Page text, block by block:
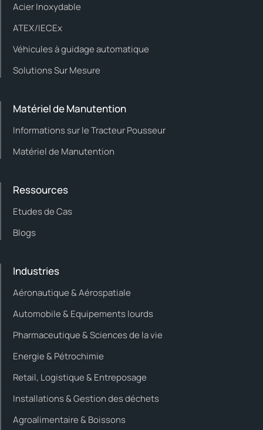
Acier Inoxydable
ATEX/IECEx
Véhicules à guidage automatique
Solutions Sur Mesure
Matériel de Manutention
Informations sur le Tracteur Pousseur
Matériel de Manutention
Ressources
Etudes de Cas
Blogs
Industries
Aéronautique & Aérospatiale
Automobile & Equipements lourds
Pharmaceutique & Sciences de la vie
Energie & Pétrochimie
Retail, Logistique & Entreposage
Installations & Gestion des déchets
Agroalimentaire & Boissons